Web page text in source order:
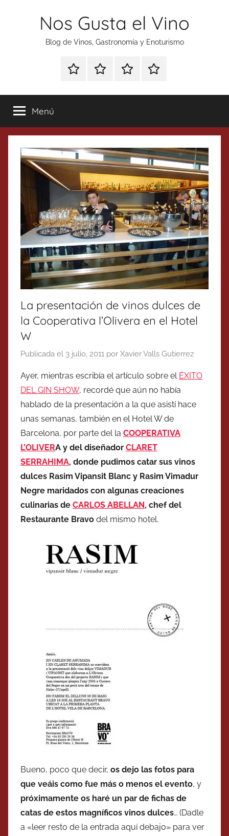
Nos Gusta el Vino
Blog de Vinos, Gastronomía y Enoturismo
Especial
Tonics
Enoturismo
Gastronomía
RankingContacto
Menú
La presentación de vinos dulces de
la Cooperativa l’Olivera en el Hotel
W
Publicada el 3 julio, 2011 por Xavier Valls Gutierrez
Ayer, mientras escribía el artículo sobre el ÉXITO
DEL GIN SHOW, recordé que aún no había
hablado de la presentación a la que asistí hace
unas semanas, también en el Hotel W de
Barcelona, por parte del la COOPERATIVA
L’OLIVERA y del diseñador CLARET
SERRAHIMA, donde pudimos catar sus vinos
dulces Rasim Vipansit Blanc y Rasim Vimadur
Negre maridados con algunas creaciones
culinarias de CARLOS ABELLAN , chef del
Restaurante Bravo del mismo hotel.
Bueno, poco que decir, os dejo las fotos para
que veáis como fue más o menos el evento, y
próximamente os haré un par de fichas de
catas de estos magníficos vinos dulces… (Dadle
a «leer resto de la entrada aquí debajo» para ver